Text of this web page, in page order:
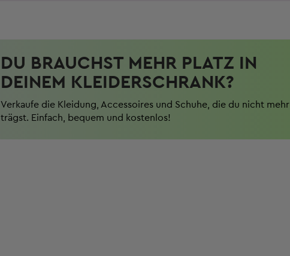
DU BRAUCHST MEHR PLATZ IN
DEINEM KLEIDERSCHRANK?
Verkaufe die Kleidung, Accessoires und Schuhe, die du nicht mehr
trägst. Einfach, bequem und kostenlos!